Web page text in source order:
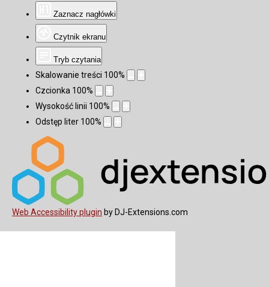
Zaznacz nagłówki
Czytnik ekranu
Tryb czytania
Skalowanie treści 100%
Czcionka 100%
Wysokość linii 100%
Odstęp liter 100%
Web Accessibility plugin by DJ-Extensions.com